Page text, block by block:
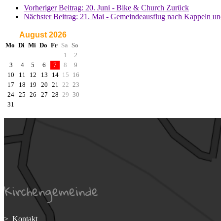
Vorheriger Beitrag: 20. Juni - Bike & Church Zurück
Nächster Beitrag: 21. Mai - Gemeindeausflug nach Kappeln
August 2026
Mo Di Mi Do Fr Sa So
1
2
3
4 5 6 7 8
9
10
11 12 13 14 15 16
17
18 19 20 21 22 23
24 25 26 27 28 29 30
31
Kirchengemeinde
> Kontakt